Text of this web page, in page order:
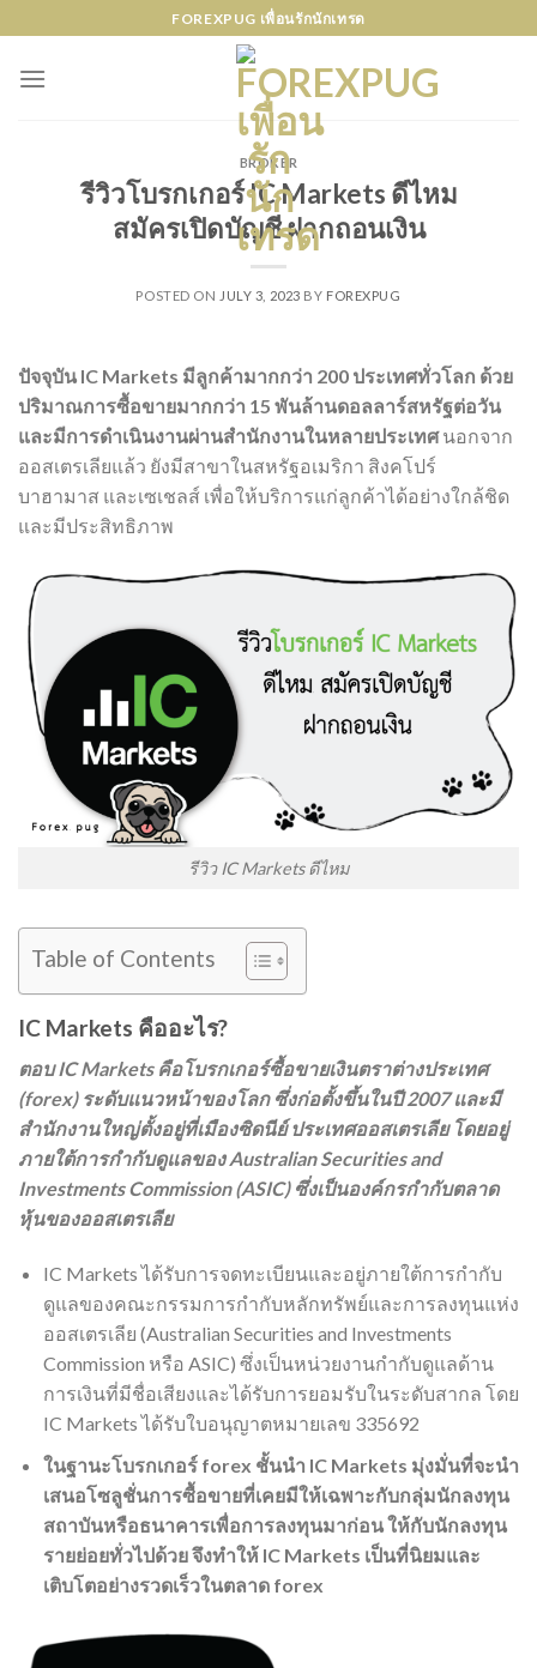
to
content
FOREXPUG เพื่อนรักนักเทรด
BROKER
รีวิวโบรกเกอร์ IC Markets ดีไหม
สมัครเปิดบัญชี ฝากถอนเงิน
POSTED ON JULY 3, 2023 BY FOREXPUG
ปัจจุบัน IC Markets มีลูกค้ามากกว่า 200 ประเทศทั่วโลก ด้วย
ปริมาณการซื้อขายมากกว่า 15 พันล้านดอลลาร์สหรัฐต่อวัน
และมีการดำเนินงานผ่านสำนักงานในหลายประเทศนอกจาก
ออสเตรเลียแล้ว ยังมีสาขาในสหรัฐอเมริกา สิงคโปร์
บาฮามาส และเซเชลส์ เพื่อให้บริการแก่ลูกค้าได้อย่างใกล้ชิด
และมีประสิทธิภาพ
รีวิว IC Markets ดีไหม
Table of Contents
IC Markets คืออะไร?
ตอบ IC Markets คือโบรกเกอร์ซื้อขายเงินตราต่างประเทศ
(forex) ระดับแนวหน้าของโลก ซึ่งก่อตั้งขึ้นในปี 2007 และมี
สำนักงานใหญ่ตั้งอยู่ที่เมืองซิดนีย์ ประเทศออสเตรเลีย โดยอยู่
ภายใต้การกำกับดูแลของ Australian Securities and
Investments Commission (ASIC) ซึ่งเป็นองค์กรกำกับตลาด
หุ้นของออสเตรเลีย
IC Markets ได้รับการจดทะเบียนและอยู่ภายใต้การกำกับ
ดูแลของคณะกรรมการกำกับหลักทรัพย์และการลงทุนแห่ง
ออสเตรเลีย (Australian Securities and Investments
Commission หรือ ASIC) ซึ่งเป็นหน่วยงานกำกับดูแลด้าน
การเงินที่มีชื่อเสียงและได้รับการยอมรับในระดับสากล โดย
IC Markets ได้รับใบอนุญาตหมายเลข 335692
ในฐานะโบรกเกอร์ forex ชั้นนำ IC Markets มุ่งมั่นที่จะนำ
เสนอโซลูชั่นการซื้อขายที่เคยมีให้เฉพาะกับกลุ่มนักลงทุน
สถาบันหรือธนาคารเพื่อการลงทุนมาก่อน ให้กับนักลงทุน
รายย่อยทั่วไปด้วย จึงทำให้ IC Markets เป็นที่นิยมและ
เติบโตอย่างรวดเร็วในตลาด forex